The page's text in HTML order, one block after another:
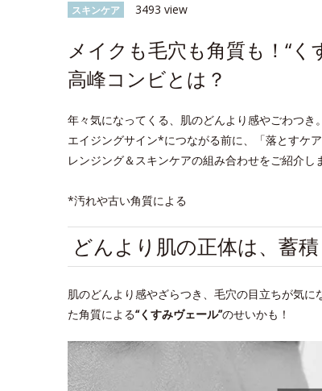
スキンケア 3493 view
メイクも毛穴も角質も！“
高峰コンビとは？
年々気になってくる、肌のどんより感やごわつ
エイジングサイン*につながる前に、「落とすケ
レンジング＆スキンケアの組み合わせをご紹介し
*汚れや古い角質による
どんより肌の正体は、蓄
肌のどんより感やざらつき、毛穴の目立ちが気
た角質による“くすみヴェール”のせいかも！